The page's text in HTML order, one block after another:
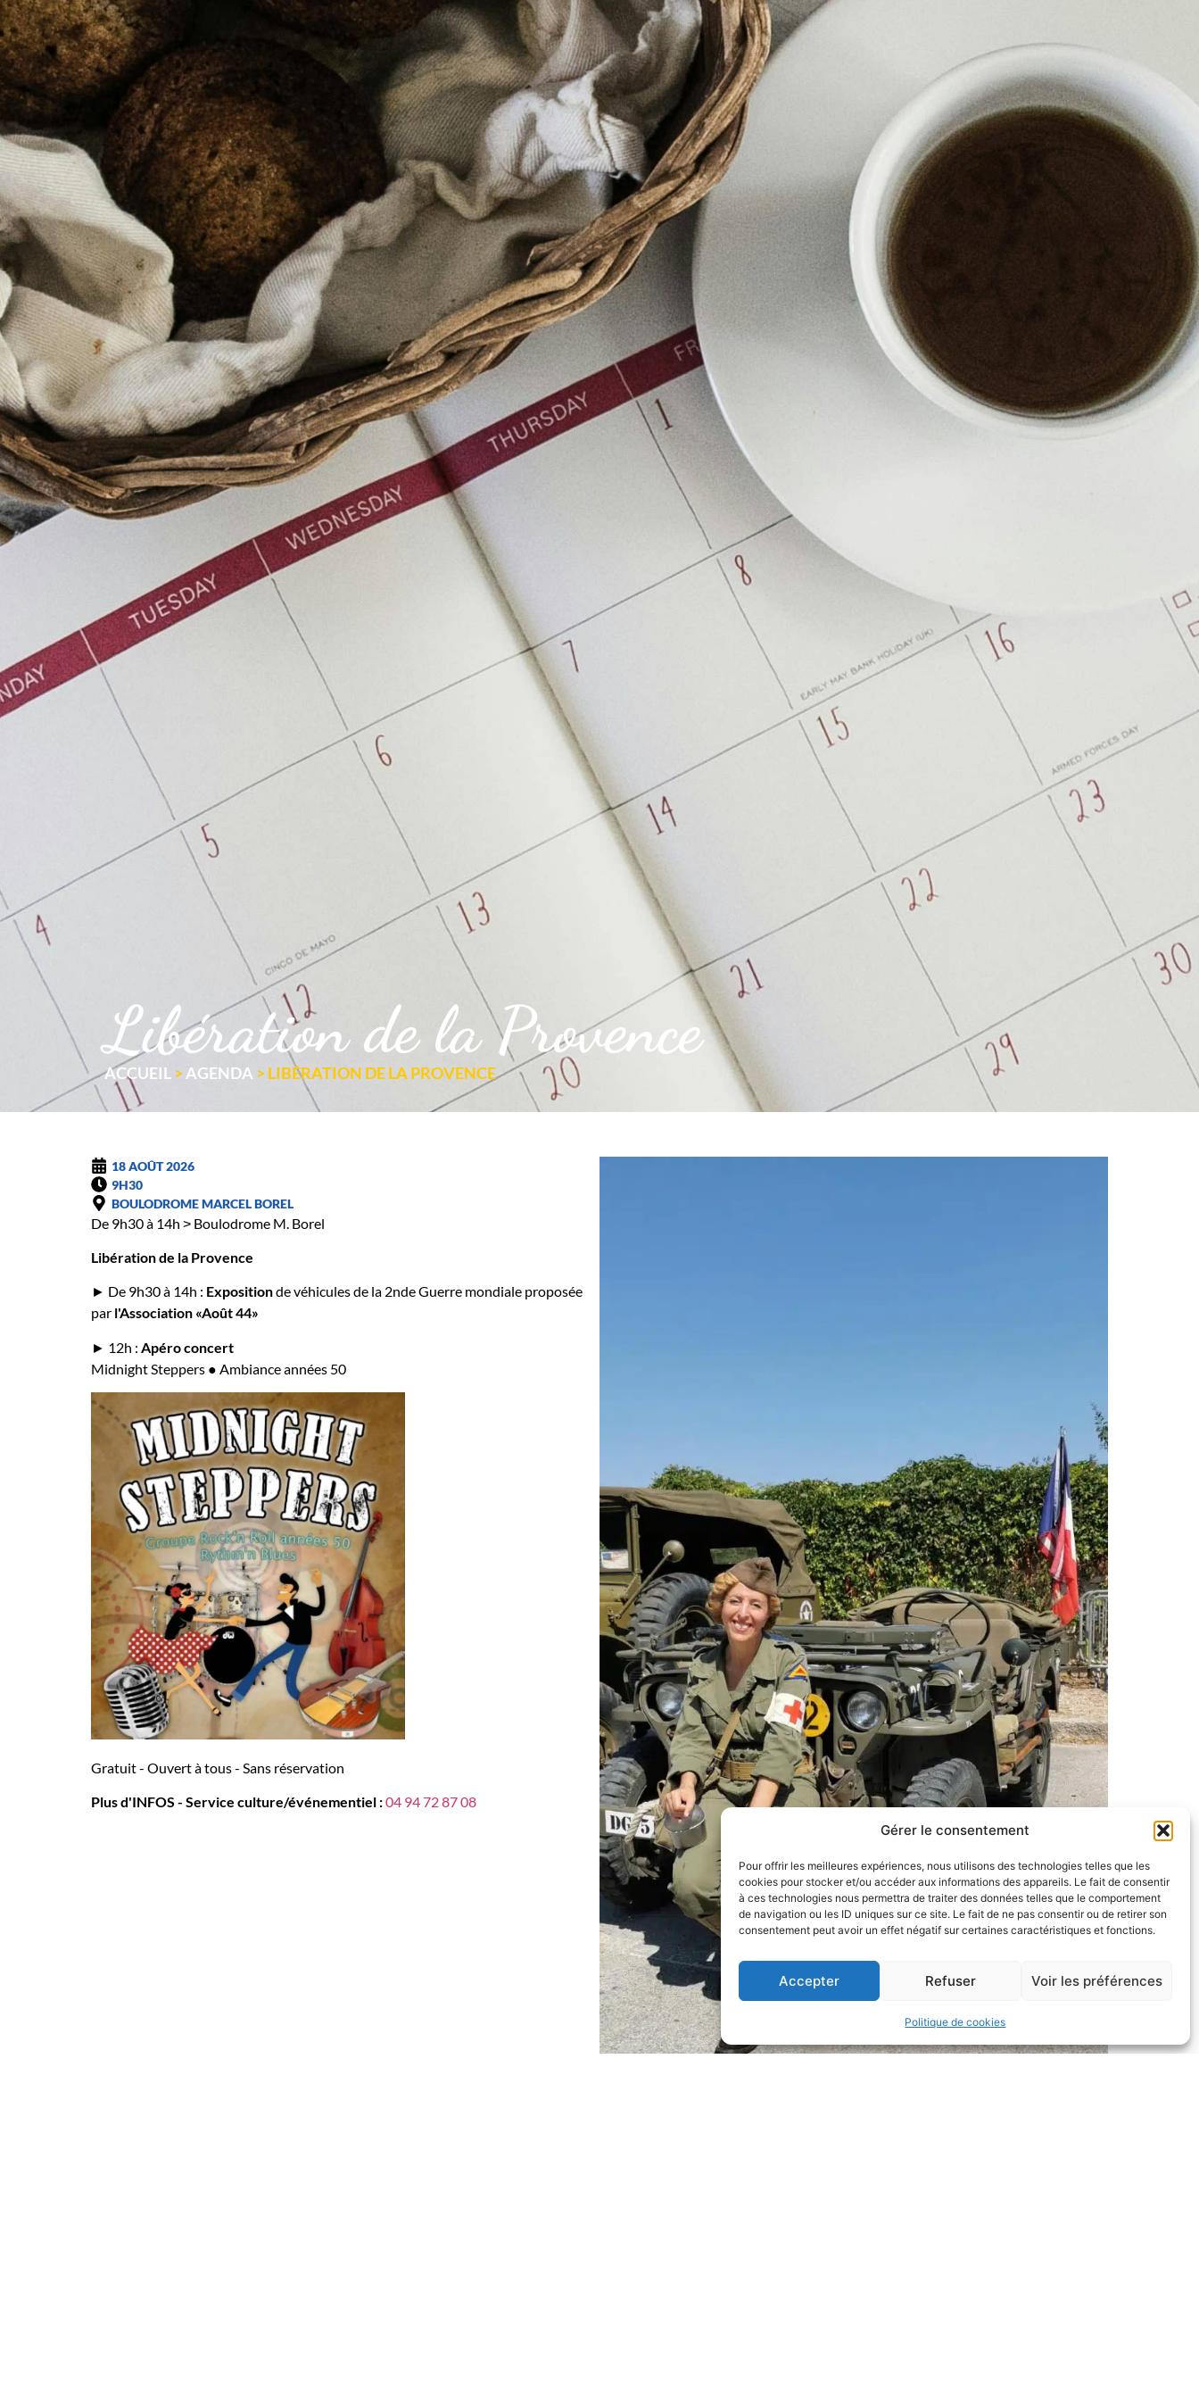
Gérer le consentement
Pour offrir les meilleures expériences, nous utilisons des technologies telles que les
cookies pour stocker et/ou accéder aux informations des appareils. Le fait de consentir
à ces technologies nous permettra de traiter des données telles que le comportement
de navigation ou les ID uniques sur ce site. Le fait de ne pas consentir ou de retirer son
consentement peut avoir un effet négatif sur certaines caractéristiques et fonctions.
Accepter Refuser Voir les préférences
Politique de cookies
VOTRE QUOTIDIEN CADRE DE VIE VOS LOISIRS
Libération de la Provence
ACCUEIL >AGENDA >LIBÉRATION DE LA PROVENCE
18 AOÛT 2026
9H30
BOULODROME MARCEL BOREL
De 9h30 à 14h ˃ Boulodrome M. Borel
Libération de la Provence
► De 9h30 à 14h : Expositionde véhicules de la 2nde Guerre mondiale proposée
par l'Association «Août 44»
► 12h : Apéro concert
Midnight Steppers ● Ambiance années 50
Gratuit - Ouvert à tous - Sans réservation
Plus d'INFOS - Service culture/événementiel :04 94 72 87 08